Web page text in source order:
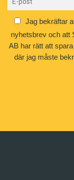
Jag bekräftar
nyhetsbrev och att
AB har rätt att
där jag måste